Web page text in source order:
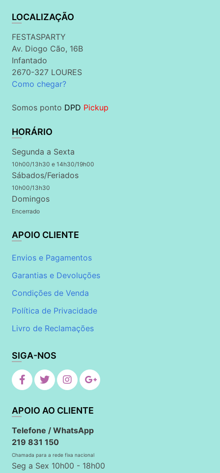
LOCALIZAÇÃO
FESTASPARTY
Av. Diogo Cão, 16B
Infantado
2670-327 LOURES
Como chegar?
Somos ponto DPD Pickup
HORÁRIO
Segunda a Sexta
10h00/13h30 e 14h30/19h00
Sábados/Feriados
10h00/13h30
Domingos
Encerrado
APOIO CLIENTE
Envios e Pagamentos
Garantias e Devoluções
Condições de Venda
Política de Privacidade
Livro de Reclamações
SIGA-NOS
APOIO AO CLIENTE
Telefone / WhatsApp
219 831 150
Chamada para a rede fixa nacional
Seg a Sex 10h00 - 18h00